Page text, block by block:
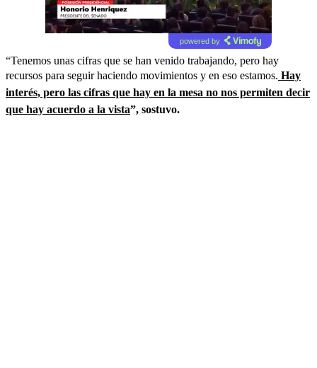
powered by
“Tenemos unas cifras que se han venido trabajando, pero hay
recursos para seguir haciendo movimientos y en eso estamos. Hay
interés, pero las cifras que hay en la mesa no nos permiten decir
que hay acuerdo a la vista”, sostuvo.